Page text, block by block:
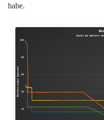
habe.